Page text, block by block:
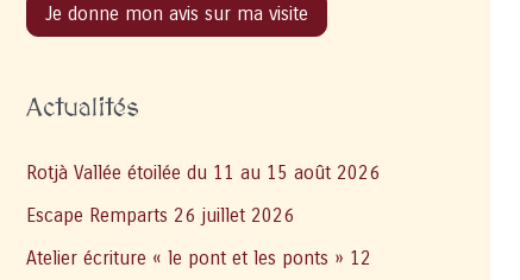
Je donne mon avis sur ma visite
Actualités
Rotjà Vallée étoilée du 11 au 15 août 2026
Escape Remparts 26 juillet 2026
Atelier écriture « le pont et les ponts » 12